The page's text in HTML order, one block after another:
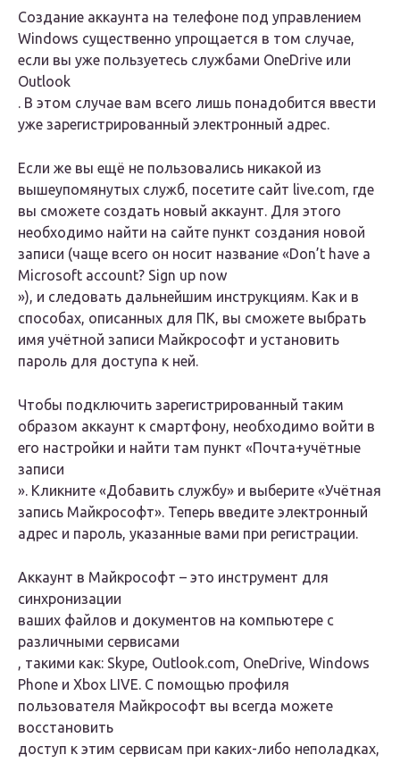
Создание аккаунта на телефоне под управлением
Windows существенно упрощается в том случае,
если вы уже пользуетесь службами OneDrive или
Outlook
. В этом случае вам всего лишь понадобится ввести
уже зарегистрированный электронный адрес.
Если же вы ещё не пользовались никакой из
вышеупомянутых служб, посетите сайт live.com, где
вы сможете создать новый аккаунт. Для этого
необходимо найти на сайте пункт создания новой
записи (чаще всего он носит название «Don’t have a
Microsoft account? Sign up now
»), и следовать дальнейшим инструкциям. Как и в
способах, описанных для ПК, вы сможете выбрать
имя учётной записи Майкрософт и установить
пароль для доступа к ней.
Чтобы подключить зарегистрированный таким
образом аккаунт к смартфону, необходимо войти в
его настройки и найти там пункт «Почта+учётные
записи
». Кликните «Добавить службу» и выберите «Учётная
запись Майкрософт». Теперь введите электронный
адрес и пароль, указанные вами при регистрации.
Аккаунт в Майкрософт – это инструмент для
синхронизации
ваших файлов и документов на компьютере с
различными сервисами
, такими как: Skype, Outlook.com, OneDrive, Windows
Phone и Xbox LIVE. С помощью профиля
пользователя Майкрософт вы всегда можете
восстановить
доступ к этим сервисам при каких-либо неполадках,